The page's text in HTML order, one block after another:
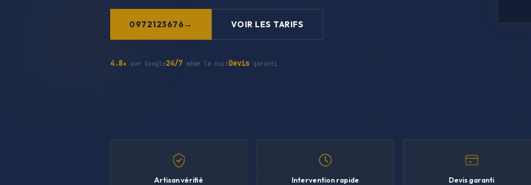
0972123676 VOIR LES TARIFS
4.8★ sur Google24/7 même la nuitDevis garanti
Artisan vérifié Intervention rapide Devis garanti